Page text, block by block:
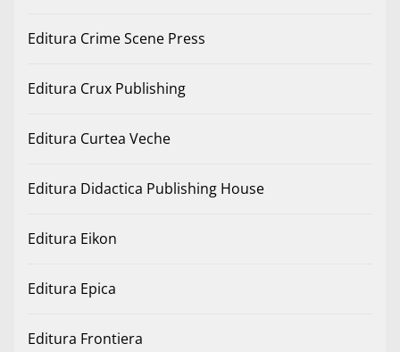
Editura Crime Scene Press
Editura Crux Publishing
Editura Curtea Veche
Editura Didactica Publishing House
Editura Eikon
Editura Epica
Editura Frontiera